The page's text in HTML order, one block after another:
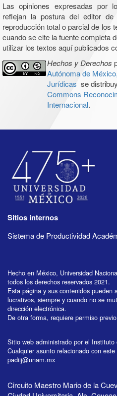
Las opiniones expresadas por
reflejan la postura del editor
reproducción total o parcial de los
cuando se cite la fuente completa
utilizar los textos aquí publicados
Hechos y Derechos
Autónoma de
Jurídicas se
Commons
Internacional.
Sitios internos
Sistema de Productividad
Hecho en México, Universidad
todos los derechos reservados 2021.
Esta página y sus contenidos pueden
lucrativos, siempre y cuando no se
dirección electrónica.
De otra forma, requiere permiso
Sitio web administrado por el Instituto
Cualquier asunto relacionado con
padiij@unam.mx
Circuito Maestro Mario de la